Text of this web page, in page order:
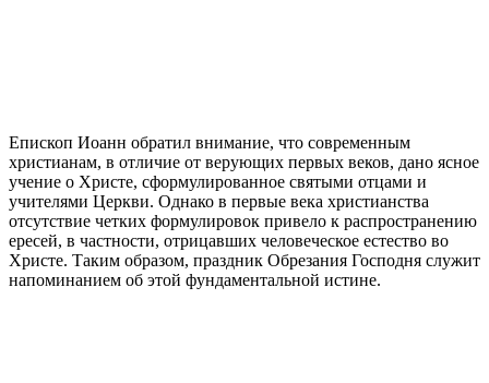
Епископ Иоанн обратил внимание, что современным
христианам, в отличие от верующих первых веков, дано ясное
учение о Христе, сформулированное святыми отцами и
учителями Церкви. Однако в первые века христианства
отсутствие четких формулировок привело к распространению
ересей, в частности, отрицавших человеческое естество во
Христе. Таким образом, праздник Обрезания Господня служит
напоминанием об этой фундаментальной истине.